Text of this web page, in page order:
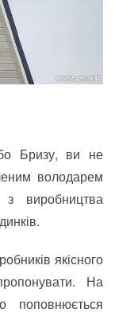
Бризу, ви не
володарем
з виробництва
якісного
На
поповнюється